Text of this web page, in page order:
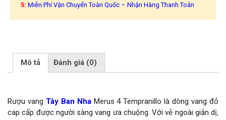
5: Miễn Phí Vận Chuyển Toàn Quốc – Nhận Hàng Thanh Toán
Mô tả Đánh giá (0)
Rượu vang Tây Ban NhaMerus 4 Tempranillo là dòng vang đỏ
cap cấp được người sàng vang ưa chuộng. Với vẻ ngoài giản dị,